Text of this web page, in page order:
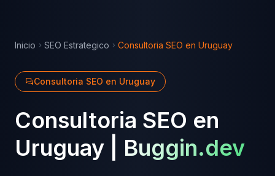
Inicio SEO Estrategico Consultoria SEO en Uruguay
Consultoria SEO en Uruguay
Consultoria SEO en
Uruguay
Buggin.dev